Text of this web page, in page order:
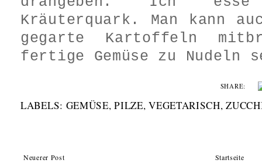
Kräuterquark. Man kann
gegarte Kartoffeln
fertige Gemüse zu Nudeln
SHARE:
LABELS: GEMÜSE,PILZE,VEGETARISCH,
Neuerer Post Startseite